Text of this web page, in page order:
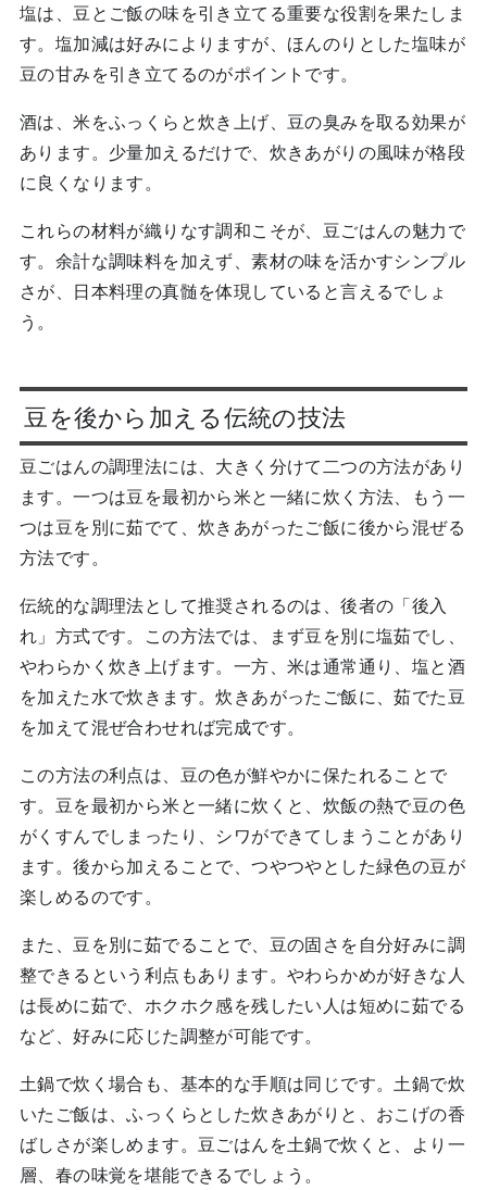
塩は、豆とご飯の味を引き立てる重要な役割を果たしま
す。塩加減は好みによりますが、ほんのりとした塩味が
豆の甘みを引き立てるのがポイントです。
酒は、米をふっくらと炊き上げ、豆の臭みを取る効果が
あります。少量加えるだけで、炊きあがりの風味が格段
に良くなります。
これらの材料が織りなす調和こそが、豆ごはんの魅力で
す。余計な調味料を加えず、素材の味を活かすシンプル
さが、日本料理の真髄を体現していると言えるでしょ
う。
豆を後から加える伝統の技法
豆ごはんの調理法には、大きく分けて二つの方法があり
ます。一つは豆を最初から米と一緒に炊く方法、もう一
つは豆を別に茹でて、炊きあがったご飯に後から混ぜる
方法です。
伝統的な調理法として推奨されるのは、後者の「後入
れ」方式です。この方法では、まず豆を別に塩茹でし、
やわらかく炊き上げます。一方、米は通常通り、塩と酒
を加えた水で炊きます。炊きあがったご飯に、茹でた豆
を加えて混ぜ合わせれば完成です。
この方法の利点は、豆の色が鮮やかに保たれることで
す。豆を最初から米と一緒に炊くと、炊飯の熱で豆の色
がくすんでしまったり、シワができてしまうことがあり
ます。後から加えることで、つやつやとした緑色の豆が
楽しめるのです。
また、豆を別に茹でることで、豆の固さを自分好みに調
整できるという利点もあります。やわらかめが好きな人
は長めに茹で、ホクホク感を残したい人は短めに茹でる
など、好みに応じた調整が可能です。
土鍋で炊く場合も、基本的な手順は同じです。土鍋で炊
いたご飯は、ふっくらとした炊きあがりと、おこげの香
ばしさが楽しめます。豆ごはんを土鍋で炊くと、より一
層、春の味覚を堪能できるでしょう。